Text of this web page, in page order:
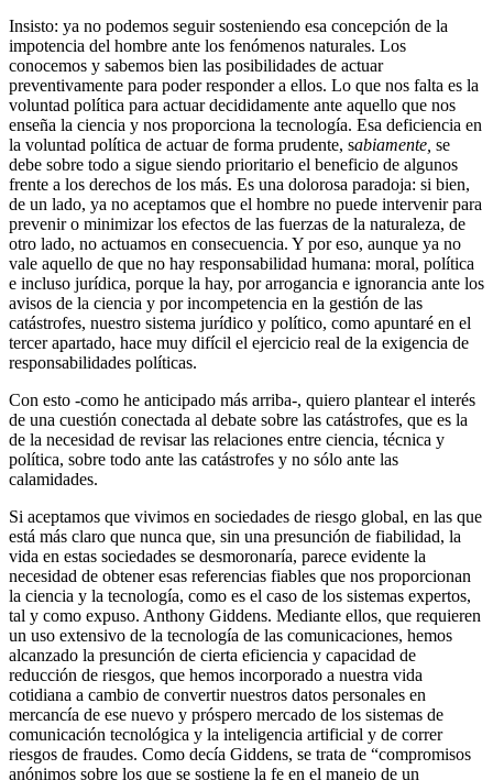
Insisto: ya no podemos seguir sosteniendo esa concepción de la
impotencia del hombre ante los fenómenos naturales. Los
conocemos y sabemos bien las posibilidades de actuar
preventivamente para poder responder a ellos. Lo que nos falta es la
voluntad política para actuar decididamente ante aquello que nos
enseña la ciencia y nos proporciona la tecnología. Esa deficiencia en
la voluntad política de actuar de forma prudente, sabiamente, se
debe sobre todo a sigue siendo prioritario el beneficio de algunos
frente a los derechos de los más. Es una dolorosa paradoja: si bien,
de un lado, ya no aceptamos que el hombre no puede intervenir para
prevenir o minimizar los efectos de las fuerzas de la naturaleza, de
otro lado, no actuamos en consecuencia. Y por eso, aunque ya no
vale aquello de que no hay responsabilidad humana: moral, política
e incluso jurídica, porque la hay, por arrogancia e ignorancia ante los
avisos de la ciencia y por incompetencia en la gestión de las
catástrofes, nuestro sistema jurídico y político, como apuntaré en el
tercer apartado, hace muy difícil el ejercicio real de la exigencia de
responsabilidades políticas.
Con esto -como he anticipado más arriba-, quiero plantear el interés
de una cuestión conectada al debate sobre las catástrofes, que es la
de la necesidad de revisar las relaciones entre ciencia, técnica y
política, sobre todo ante las catástrofes y no sólo ante las
calamidades.
Si aceptamos que vivimos en sociedades de riesgo global, en las que
está más claro que nunca que, sin una presunción de fiabilidad, la
vida en estas sociedades se desmoronaría, parece evidente la
necesidad de obtener esas referencias fiables que nos proporcionan
la ciencia y la tecnología, como es el caso de los sistemas expertos,
tal y como expuso. Anthony Giddens. Mediante ellos, que requieren
un uso extensivo de la tecnología de las comunicaciones, hemos
alcanzado la presunción de cierta eficiencia y capacidad de
reducción de riesgos, que hemos incorporado a nuestra vida
cotidiana a cambio de convertir nuestros datos personales en
mercancía de ese nuevo y próspero mercado de los sistemas de
comunicación tecnológica y la inteligencia artificial y de correr
riesgos de fraudes. Como decía Giddens, se trata de “compromisos
anónimos sobre los que se sostiene la fe en el manejo de un